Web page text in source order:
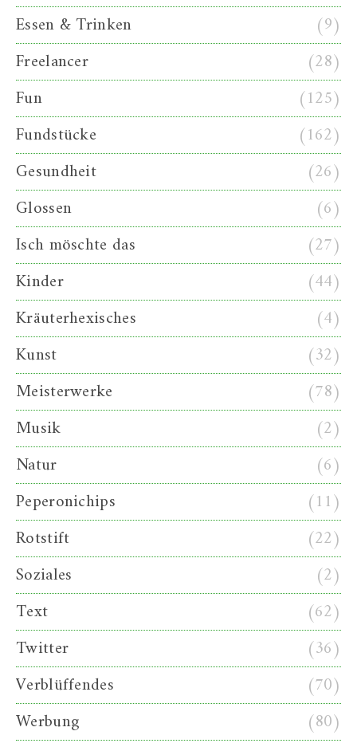
Essen & Trinken
(9)
Freelancer
(28)
Fun
(125)
Fundstücke
(162)
Gesundheit
(26)
Glossen
(6)
Isch möschte das
(27)
Kinder
(44)
Kräuterhexisches
(4)
Kunst
(32)
Meisterwerke
(78)
Musik
(2)
Natur
(6)
Peperonichips
(11)
Rotstift
(22)
Soziales
(2)
Text
(62)
Twitter
(36)
Verblüffendes
(70)
Werbung
(80)